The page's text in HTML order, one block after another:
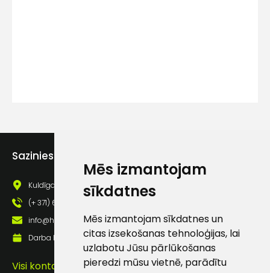
Mēs izmantojam
sīkdatnes
Mēs izmantojam sīkdatnes un
citas izsekošanas tehnoloģijas, lai
uzlabotu Jūsu pārlūkošanas
pieredzi mūsu vietnē, parādītu
Sazinies ar mums
Kuldīgas iela 69a, Saldus, Saldus nov., LV - 3801
(+ 371) 63 881 186
info@hards.lv
Darba laiks: Darbadienās: 8:00 - 17:00
Visi kontakti
Piekrītu SIA Hards
pastā
Sūtīt ziņojumu